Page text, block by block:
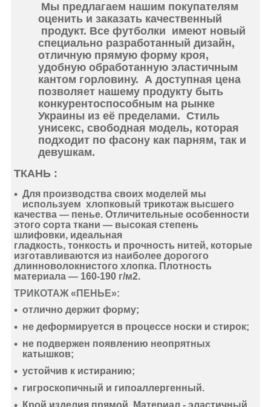
Мы предлагаем нашим покупателям
оценить и заказать качественный
продукт. Все футболки имеют новый
специально разработанный дизайн,
отличную прямую форму кроя,
удобную обработанную эластичным
кантом горловину. А доступная цена
позволяет нашему продукту быть
конкурентоспособным на рынке
Украины из её пределами. Стиль
унисекс, свободная модель, которая
подходит по фасону как парням, так и
девушкам.
ТКАНЬ :
Для производства своих моделей мы
используем хлопковый трикотаж высшего
качества — пенье. Отличительные особенности
этого сорта ткани — высокая степень
шлифовки, идеальная
гладкость, тонкость и прочность нитей, которые
изготавливаются из наиболее дорогого
длинноволокнистого хлопка. Плотность
материала — 160-190 г/м2.
ТРИКОТАЖ «ПЕНЬЕ»:
отлично держит форму;
не деформируется в процессе носки и стирок;
не подвержен появлению неопрятных
катышков;
устойчив к истиранию;
гигроскопичный и гипоаллергенный.
Крой изделия прямой. Материал - эластичный